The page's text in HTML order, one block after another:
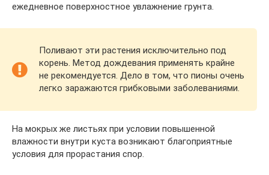
ежедневное поверхностное увлажнение грунта.
Поливают эти растения исключительно под
корень. Метод дождевания применять крайне
не рекомендуется. Дело в том, что пионы очень
легко заражаются грибковыми заболеваниями.
На мокрых же листьях при условии повышенной
влажности внутри куста возникают благоприятные
условия для прорастания спор.